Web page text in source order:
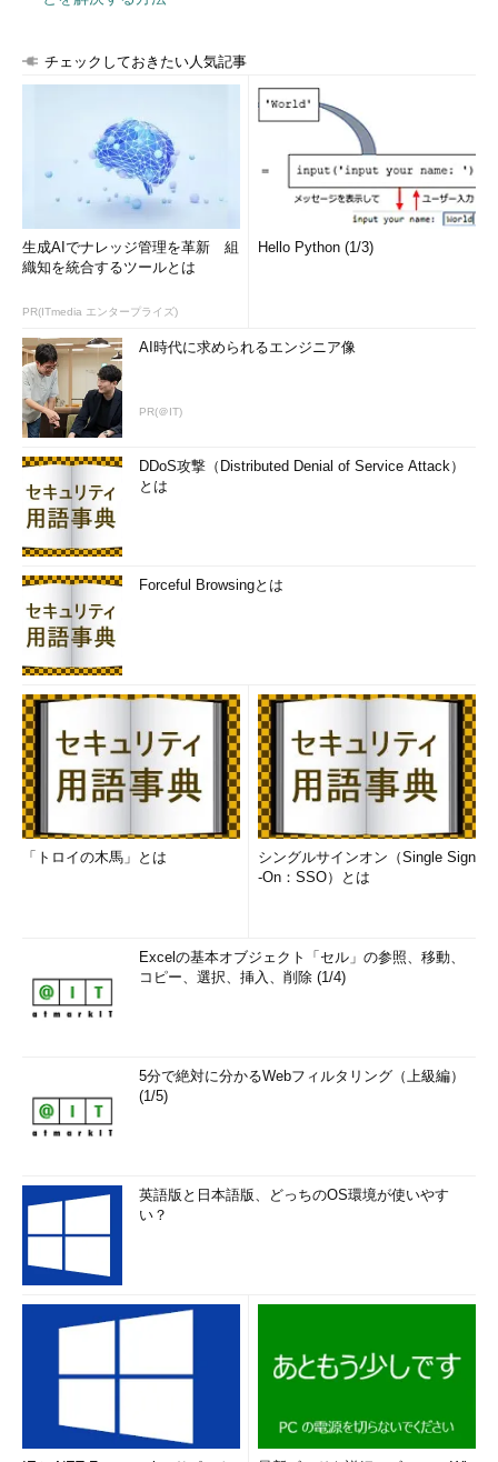
チェックしておきたい人気記事
生成AIでナレッジ管理を革新 組
織知を統合するツールとは
PR(ITmedia エンタープライズ)
Hello Python (1/3)
AI時代に求められるエンジニア像
PR(＠IT)
DDoS攻撃（Distributed Denial of Service Attack）
とは
Forceful Browsingとは
「トロイの木馬」とは
シングルサインオン（Single Sign
-On：SSO）とは
Excelの基本オブジェクト「セル」の参照、移動、
コピー、選択、挿入、削除 (1/4)
5分で絶対に分かるWebフィルタリング（上級編）
(1/5)
英語版と日本語版、どっちのOS環境が使いやす
い？